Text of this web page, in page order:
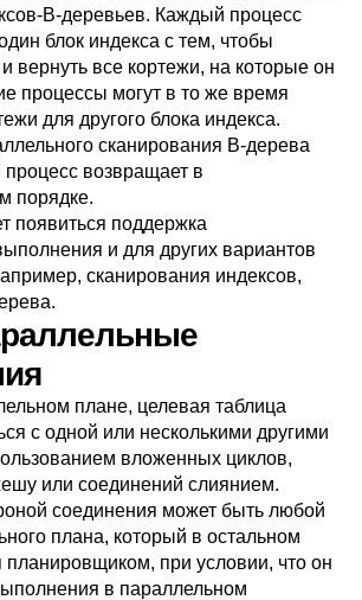
B-деревьев. Каждый процесс
блок индекса с тем, чтобы
вернуть все кортежи, на которые он
процессы могут в то же время
для другого блока индекса.
сканирования B-дерева
возвращает в
порядке.
появиться поддержка
и для других вариантов
сканирования индексов,
плане, целевая таблица
с одной или несколькими другими
вложенных циклов,
или соединений слиянием.
соединения может быть любой
плана, который в остальном
планировщиком, при условии, что он
в параллельном